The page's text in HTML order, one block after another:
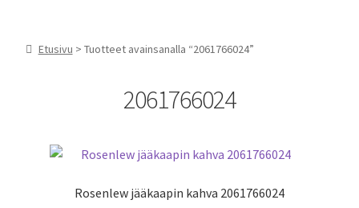
Asiakaspalvelu
Etusivu > Tuotteet avainsanalla “2061766024”
2061766024
Rosenlew jääkaapin kahva 2061766024